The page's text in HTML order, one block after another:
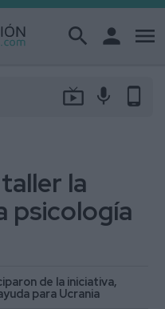
search person menu
live_tv mic phone_android
la
psicología
de la iniciativa,
para Ucrania